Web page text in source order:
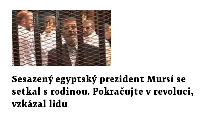
Sesazený egyptský prezident Mursí se
setkal s rodinou. Pokračujte v revoluci,
vzkázal lidu